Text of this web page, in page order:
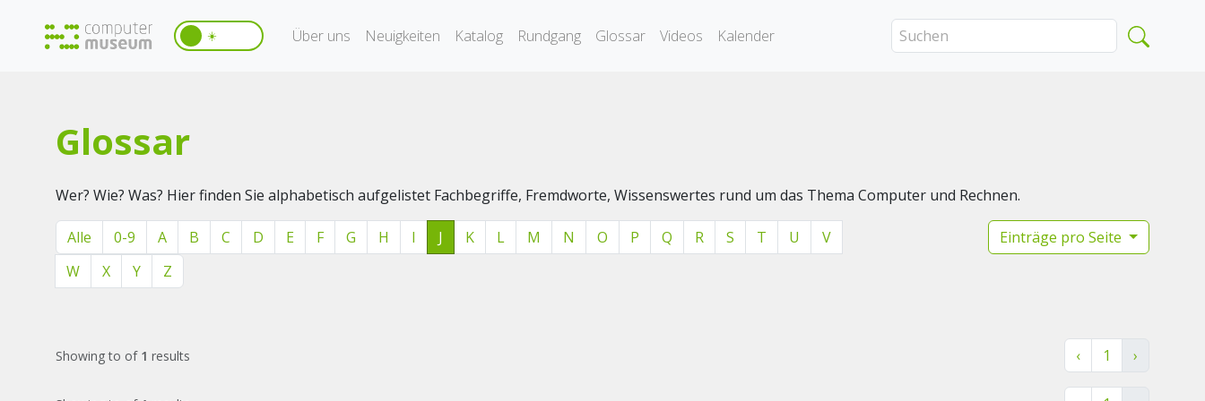
☀️ Über uns Neuigkeiten Katalog Rundgang Glossar Videos Kalender
Glossar
Wer? Wie? Was? Hier finden Sie alphabetisch aufgelistet Fachbegriffe, Fremdworte, Wissenswertes rund um das Thema Computer und Rechnen.
Alle 0-9 A B C D E F G H I J K L M N O P Q R S T U
V
W
X Y Z
Einträge pro Seite
Showingto of 1 results ‹ 1 ›